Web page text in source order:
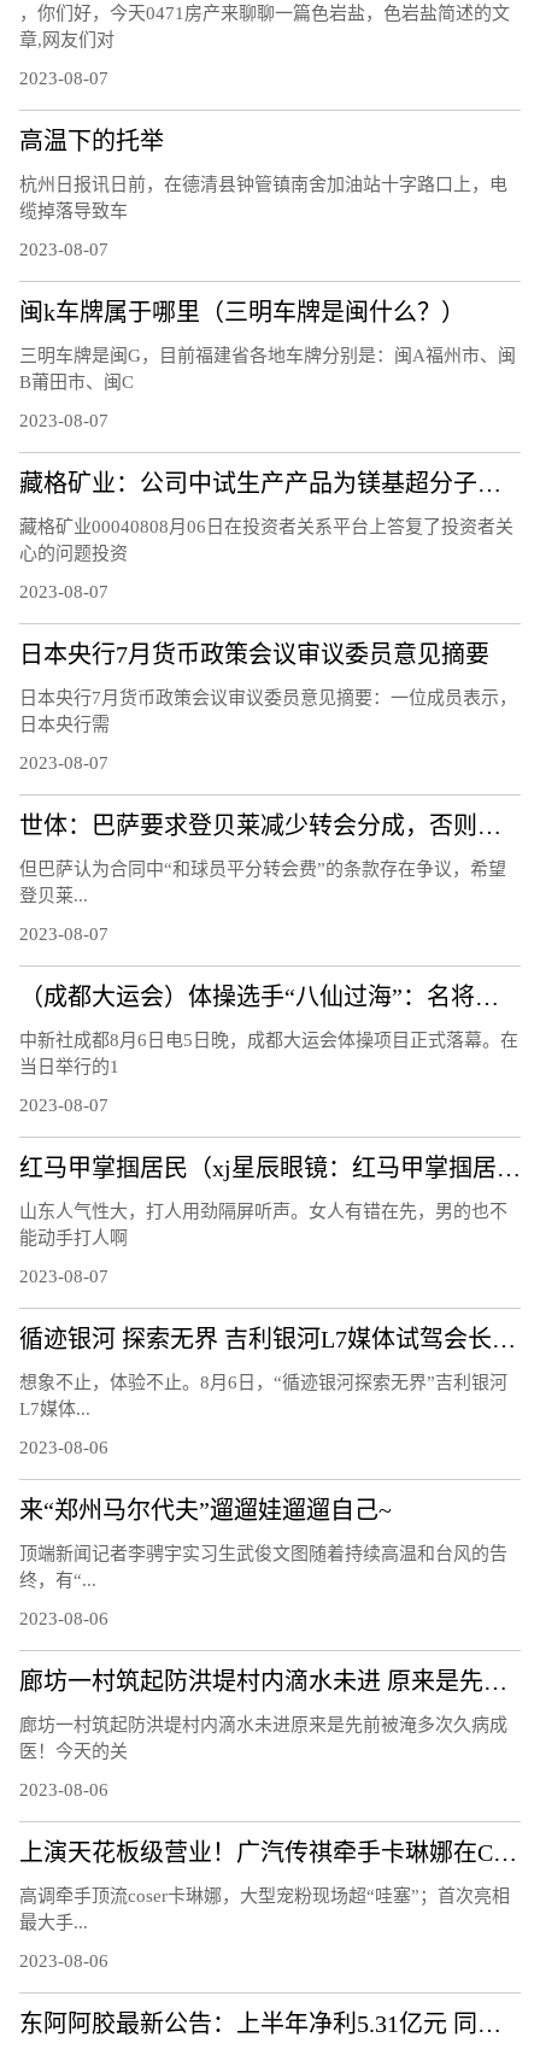
，你们好，今天0471房产来聊聊一篇色岩盐，色岩盐简述的文
章,网友们对
2023-08-07
高温下的托举
杭州日报讯日前，在德清县钟管镇南舍加油站十字路口上，电
缆掉落导致车
2023-08-07
闽k车牌属于哪里（三明车牌是闽什么？）
三明车牌是闽G，目前福建省各地车牌分别是：闽A福州市、闽
B莆田市、闽C
2023-08-07
藏格矿业：公司中试生产产品为镁基超分子层状结构功能材料，不是镁基超导新材料，不含硼元素
藏格矿业00040808月06日在投资者关系平台上答复了投资者关
心的问题投资
2023-08-07
日本央行7月货币政策会议审议委员意见摘要
日本央行7月货币政策会议审议委员意见摘要：一位成员表示，
日本央行需
2023-08-07
世体：巴萨要求登贝莱减少转会分成，否则能将他“扣留”至21日
但巴萨认为合同中“和球员平分转会费”的条款存在争议，希望
登贝莱...
2023-08-07
（成都大运会）体操选手“八仙过海”：名将惺惺相惜 遗憾收获并存
中新社成都8月6日电5日晚，成都大运会体操项目正式落幕。在
当日举行的1
2023-08-07
红马甲掌掴居民（xj星辰眼镜：红马甲掌掴居民）
山东人气性大，打人用劲隔屏听声。女人有错在先，男的也不
能动手打人啊
2023-08-07
循迹银河 探索无界 吉利银河L7媒体试驾会长春站圆满结束！
想象不止，体验不止。8月6日，“循迹银河探索无界”吉利银河
L7媒体...
2023-08-06
来“郑州马尔代夫”遛遛娃遛遛自己~
顶端新闻记者李骋宇实习生武俊文图随着持续高温和台风的告
终，有“...
2023-08-06
廊坊一村筑起防洪堤村内滴水未进 原来是先前被淹多次久病成医！
廊坊一村筑起防洪堤村内滴水未进原来是先前被淹多次久病成
医！今天的关
2023-08-06
上演天花板级营业！广汽传祺牵手卡琳娜在ChinaJoy鲨疯了！
高调牵手顶流coser卡琳娜，大型宠粉现场超“哇塞”；首次亮相
最大手...
2023-08-06
东阿阿胶最新公告：上半年净利5.31亿元 同比增72.29%